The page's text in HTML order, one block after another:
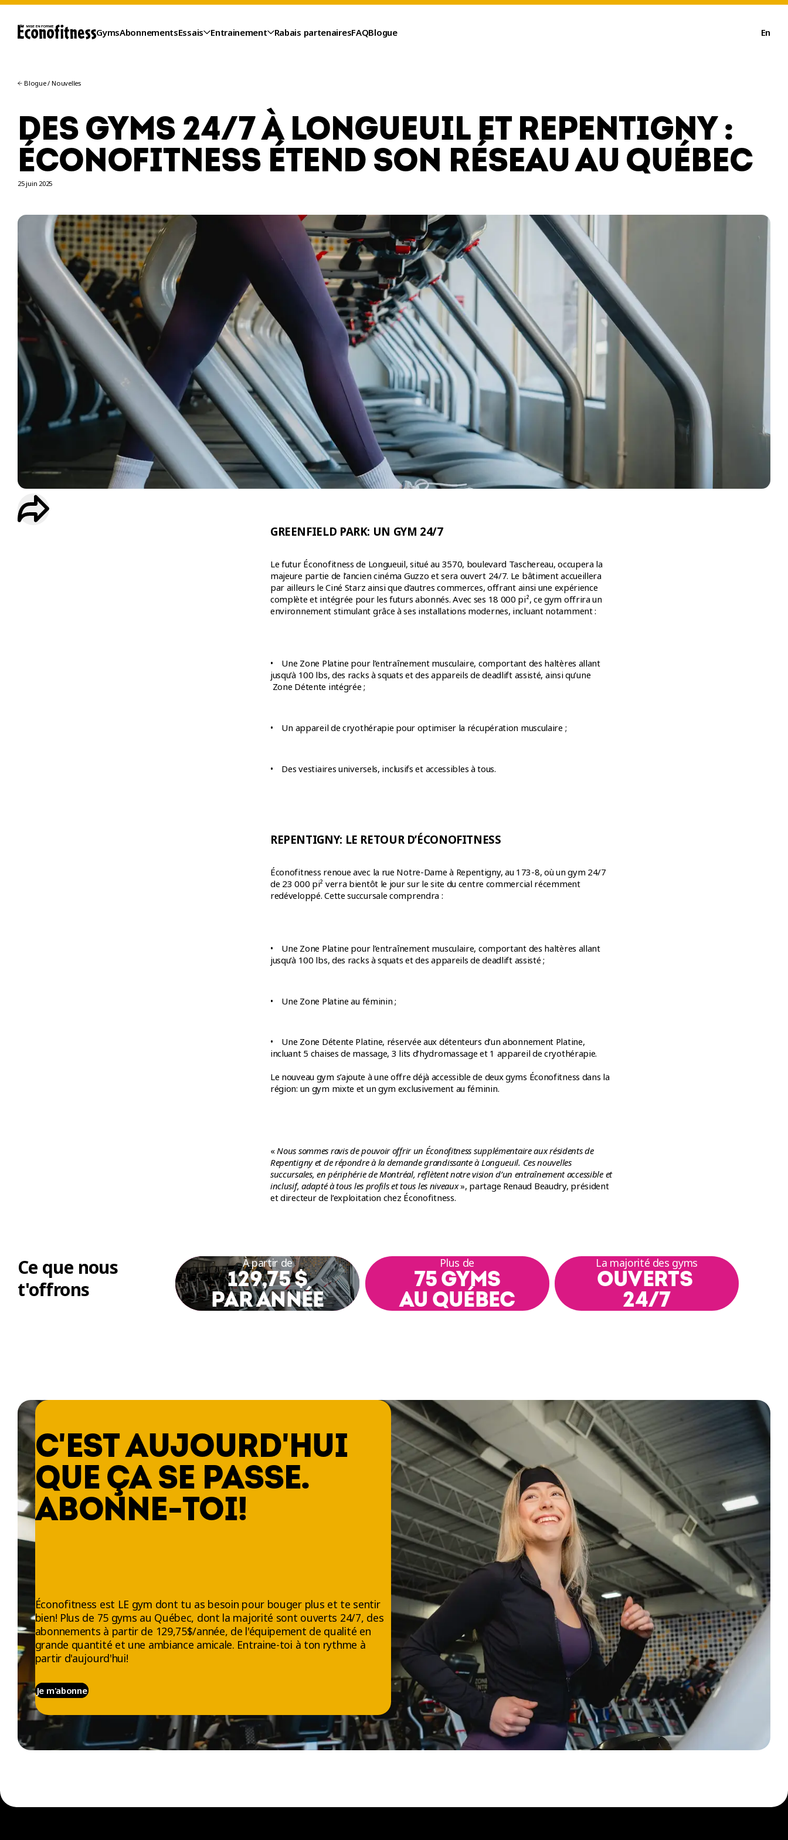
ESSAIS
ENTRAINEMENT
GymsAbonnementsEssais Entrainement Rabais partenairesFAQBlogue En
Blogue/Nouvelles
DES GYMS 24/7 À LONGUEUIL ET REPENTIGNY :
ÉCONOFITNESS ÉTEND SON RÉSEAU AU QUÉBEC
25 juin 2025
GREENFIELD PARK: UN GYM 24/7
Le futur Éconofitness de Longueuil, situé au 3570, boulevard Taschereau, occupera la
majeure partie de l’ancien cinéma Guzzo et sera ouvert 24/7. Le bâtiment accueillera
par ailleurs le Ciné Starz ainsi que d’autres commerces, offrant ainsi une expérience
complète et intégrée pour les futurs abonnés. Avec ses 18 000 pi², ce gym offrira un
environnement stimulant grâce à ses installations modernes, incluant notamment :
• Une Zone Platine pour l’entraînement musculaire, comportant des haltères allant
jusqu’à 100 lbs, des racks à squats et des appareils de deadlift assisté, ainsi qu’une
Zone Détente intégrée ;
• Un appareil de cryothérapie pour optimiser la récupération musculaire ;
• Des vestiaires universels, inclusifs et accessibles à tous.
REPENTIGNY: LE RETOUR D’ÉCONOFITNESS
Éconofitness renoue avec la rue Notre-Dame à Repentigny, au 173-8, où un gym 24/7
de 23 000 pi² verra bientôt le jour sur le site du centre commercial récemment
redéveloppé. Cette succursale comprendra :
• Une Zone Platine pour l’entraînement musculaire, comportant des haltères allant
jusqu’à 100 lbs, des racks à squats et des appareils de deadlift assisté ;
• Une Zone Platine au féminin ;
• Une Zone Détente Platine, réservée aux détenteurs d’un abonnement Platine,
incluant 5 chaises de massage, 3 lits d’hydromassage et 1 appareil de cryothérapie.
Le nouveau gym s’ajoute à une offre déjà accessible de deux gyms Éconofitness dans la
région: un gym mixte et un gym exclusivement au féminin.
«Nous sommes ravis de pouvoir offrir un Éconofitness supplémentaire aux résidents de
Repentigny et de répondre à la demande grandissante à Longueuil. Ces nouvelles
succursales, en périphérie de Montréal, reflètent notre vision d’un entraînement accessible et
inclusif, adapté à tous les profils et tous les niveaux», partage Renaud Beaudry, président
et directeur de l’exploitation chez Éconofitness.
Ce que nous
t'offrons
À partir de
129,75 $
PAR ANNÉE
Plus de
75 GYMS
AU QUÉBEC
La majorité des gyms
OUVERTS
24/7
C'EST AUJOURD'HUI
QUE ÇA SE PASSE.
ABONNE-TOI!
Éconofitness est LE gym dont tu as besoin pour bouger plus et te sentir
bien! Plus de 75 gyms au Québec, dont la majorité sont ouverts 24/7, des
abonnements à partir de 129,75$/année, de l'équipement de qualité en
grande quantité et une ambiance amicale. Entraine-toi à ton rythme à
partir d'aujourd'hui!
Je m'abonne